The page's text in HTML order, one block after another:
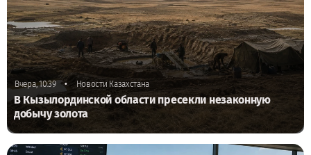
Вчера, 10:39 • Новости Казахстана
В Кызылординской области пресекли незаконную
добычу золота